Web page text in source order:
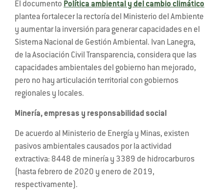
El documento Política ambiental y del cambio climático
plantea fortalecer la rectoría del Ministerio del Ambiente
y aumentar la inversión para generar capacidades en el
Sistema Nacional de Gestión Ambiental. Ivan Lanegra,
de la Asociación Civil Transparencia, considera que las
capacidades ambientales del gobierno han mejorado,
pero no hay articulación territorial con gobiernos
regionales y locales.
Minería, empresas y responsabilidad social
De acuerdo al Ministerio de Energía y Minas, existen
pasivos ambientales causados por la actividad
extractiva: 8448 de minería y 3389 de hidrocarburos
(hasta febrero de 2020 y enero de 2019,
respectivamente).